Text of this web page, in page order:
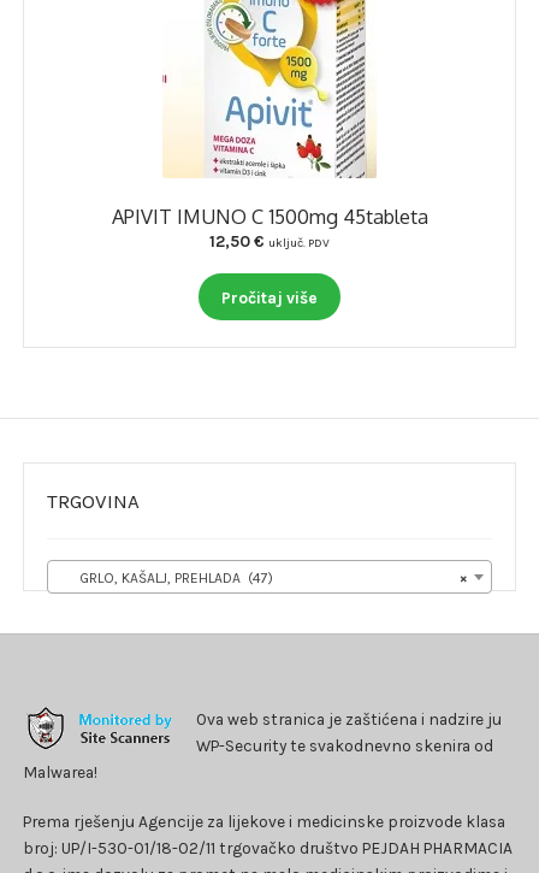
APIVIT IMUNO C 1500mg 45tableta
12,50€ uključ. PDV
Pročitaj više
TRGOVINA
×
GRLO, KAŠALJ, PREHLADA (47)
Ova web stranica je zaštićena i nadzire ju
WP-Security te svakodnevno skenira od
Malwarea!
Prema rješenju Agencije za lijekove i medicinske proizvode klasa
broj: UP/I-530-01/18-02/11 trgovačko društvo PEJDAH PHARMACIA